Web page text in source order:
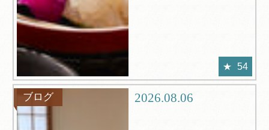
54
ブログ 2026.08.06